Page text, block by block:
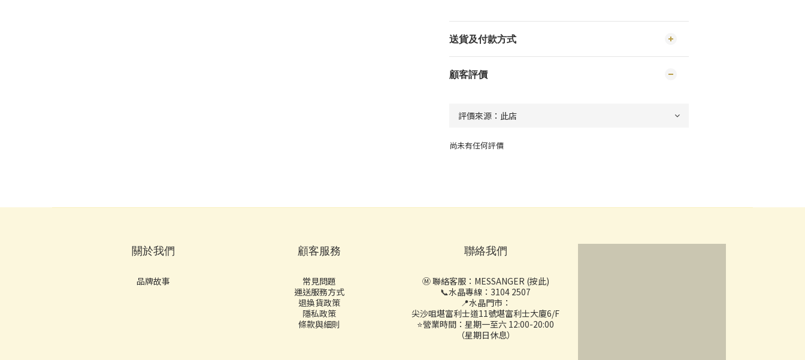
送貨及付款方式
顧客評價
尚未有任何評價
關於我們
品牌故事
顧客服務
常見問題
運送服務方式
退換貨政策
隱私政策
條款與細則
聯絡我們
Ⓜ️ 聯絡客服： MESSANGER (按此)
📞水晶專線：3104 2507
📍水晶門市：
尖沙咀堪富利士道11號堪富利士大廈6/F
⭐營業時間：星期一至六 12:00-20:00
（星期日休息）